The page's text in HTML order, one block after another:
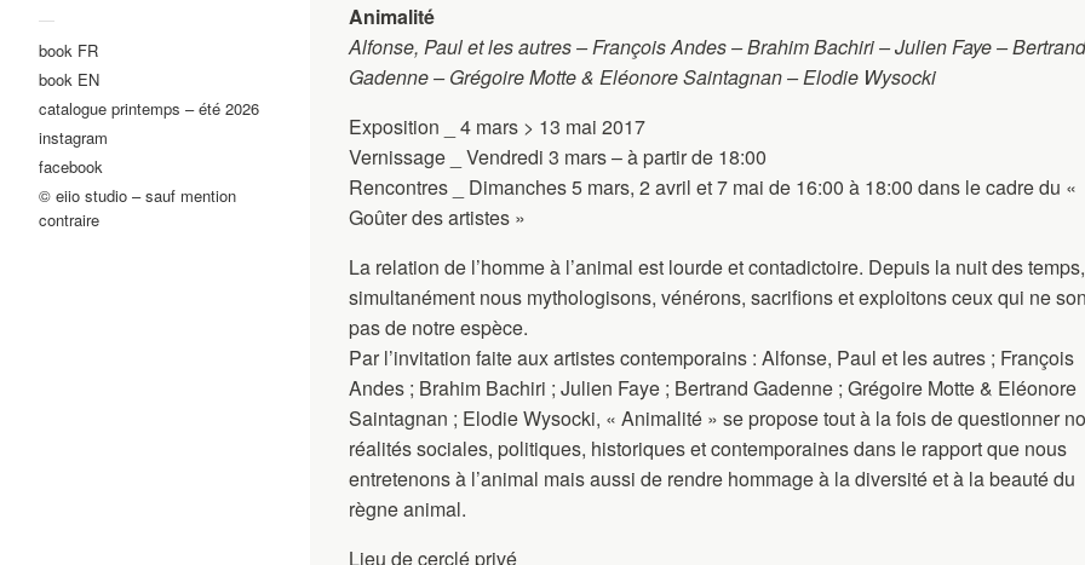
—
book FR
book EN
catalogue printemps – été 2026
instagram
facebook
© eiio studio – sauf mention
contraire
Animalité
Alfonse, Paul et les autres – François Andes – Brahim Bachiri – Julien Faye – Bertrand
Gadenne – Grégoire Motte & Eléonore Saintagnan – Elodie Wysocki
Exposition _ 4 mars > 13 mai 2017
Vernissage _ Vendredi 3 mars – à partir de 18:00
Rencontres _ Dimanches 5 mars, 2 avril et 7 mai de 16:00 à 18:00 dans le cadre du «
Goûter des artistes »
La relation de l’homme à l’animal est lourde et contadictoire. Depuis la nuit des temps,
simultanément nous mythologisons, vénérons, sacrifions et exploitons ceux qui ne
pas de notre espèce.
Par l’invitation faite aux artistes contemporains : Alfonse, Paul et les autres ; François
Andes ; Brahim Bachiri ; Julien Faye ; Bertrand Gadenne ; Grégoire Motte & Eléonore
Saintagnan ; Elodie Wysocki, « Animalité » se propose tout à la fois de questionner
réalités sociales, politiques, historiques et contemporaines dans le rapport que nous
entretenons à l’animal mais aussi de rendre hommage à la diversité et à la beauté du
règne animal.
Lieu de cerclé privé